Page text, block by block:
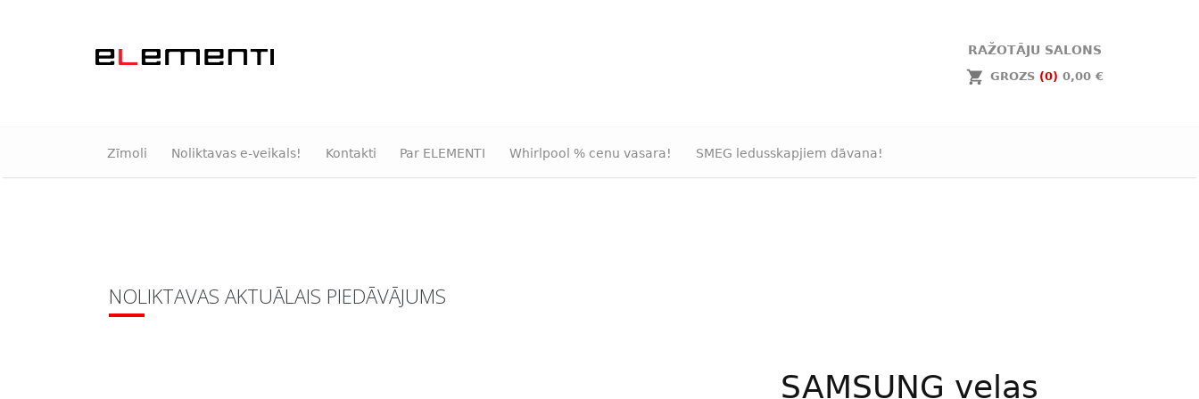
RAŽOTĀJU SALONS
GROZS (0) 0,00 €
Zīmoli Noliktavas e-veikals! Kontakti Par ELEMENTI Whirlpool % cenu vasara! SMEG ledusskapjiem dāvana!
NOLIKTAVAS AKTUĀLAIS PIEDĀVĀJUMS
SAMSUNG veļas